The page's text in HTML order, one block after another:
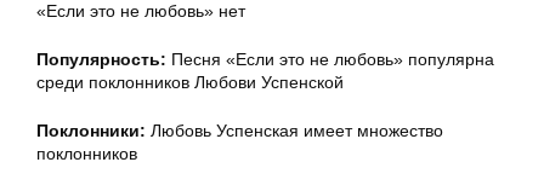
«Если это не любовь» нет
Популярность: Песня «Если это не любовь» популярна
среди поклонников Любови Успенской
Поклонники: Любовь Успенская имеет множество
поклонников